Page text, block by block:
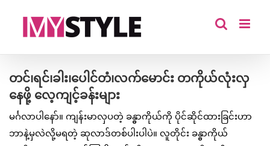
တင်၊ရင်၊ခါး၊ပေါင်တံ၊လက်မောင်း တကိုယ်လုံးလှ
နေဖို့ လေ့ကျင့်ခန်းများ
မင်္ဂလာပါနော်။ ကျန်းမာလှပတဲ့ ခန္ဓာကိုယ်ကို ပိုင်ဆိုင်ထားခြင်းဟာ
ဘာနဲ့မှလဲလို့မရတဲ့ ဆုလာဒ်တစ်ပါးပါပဲ။ လူတိုင်း ခန္ဓာကိုယ်